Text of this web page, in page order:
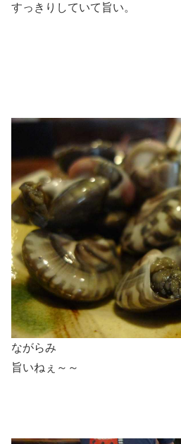
すっきりしていて旨い。
ながらみ
旨いねぇ～～